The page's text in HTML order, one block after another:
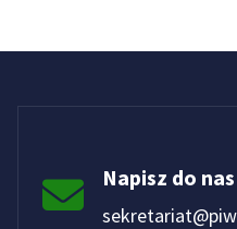
Napisz do nas